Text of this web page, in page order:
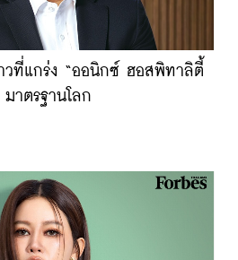
ที่แกร่ง “ออนิกซ์ ฮอสพิทาลิตี้
มาตรฐานโลก